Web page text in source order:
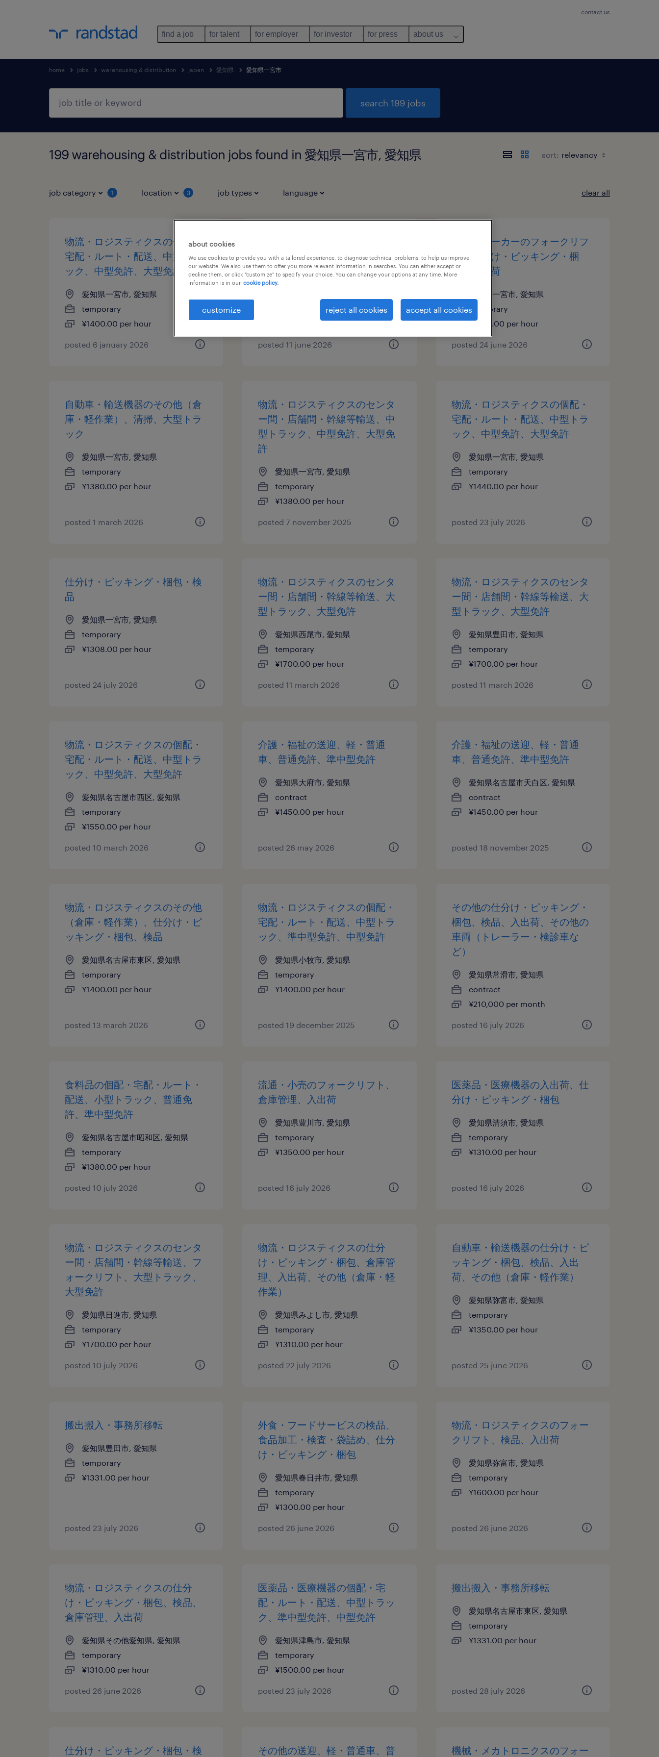
contact us
find a job for talent for employer for investor for press about us
home jobs warehousing & distribution japan 愛知県 愛知県一宮市
search 199 jobs
199 warehousing & distribution jobs found in 愛知県一宮市, 愛知県 sort:
job category 1 location 3 job types language clear all
物流・ロジスティクスの個配・
宅配・ルート・配送、中型トラ
ック、中型免許、大型免許
愛知県一宮市, 愛知県
temporary
¥1400.00 per hour
posted 6 january 2026
配・ルート・配送、小型トラッ
ク、準中型免許、中型免許
¥1680.00 per hour
posted 11 june 2026
その他メーカーのフォークリフ
ト、仕分け・ピッキング・梱
包、入出荷
愛知県一宮市, 愛知県
temporary
¥1400.00 per hour
posted 24 june 2026
自動車・輸送機器のその他（倉
庫・軽作業）、清掃、大型トラ
ック
愛知県一宮市, 愛知県
temporary
¥1380.00 per hour
posted 1 march 2026
物流・ロジスティクスのセンタ
ー間・店舗間・幹線等輸送、中
型トラック、中型免許、大型免
許
愛知県一宮市, 愛知県
temporary
¥1380.00 per hour
posted 7 november 2025
物流・ロジスティクスの個配・
宅配・ルート・配送、中型トラ
ック、中型免許、大型免許
愛知県一宮市, 愛知県
temporary
¥1440.00 per hour
posted 23 july 2026
仕分け・ピッキング・梱包・検
品
愛知県一宮市, 愛知県
temporary
¥1308.00 per hour
posted 24 july 2026
物流・ロジスティクスのセンタ
ー間・店舗間・幹線等輸送、大
型トラック、大型免許
愛知県西尾市, 愛知県
temporary
¥1700.00 per hour
posted 11 march 2026
物流・ロジスティクスのセンタ
ー間・店舗間・幹線等輸送、大
型トラック、大型免許
愛知県豊田市, 愛知県
temporary
¥1700.00 per hour
posted 11 march 2026
物流・ロジスティクスの個配・
宅配・ルート・配送、中型トラ
ック、中型免許、大型免許
愛知県名古屋市西区, 愛知県
temporary
¥1550.00 per hour
posted 10 march 2026
介護・福祉の送迎、軽・普通
車、普通免許、準中型免許
愛知県大府市, 愛知県
contract
¥1450.00 per hour
posted 26 may 2026
介護・福祉の送迎、軽・普通
車、普通免許、準中型免許
愛知県名古屋市天白区, 愛知県
contract
¥1450.00 per hour
posted 18 november 2025
物流・ロジスティクスのその他
（倉庫・軽作業）、仕分け・ピ
ッキング・梱包、検品
愛知県名古屋市東区, 愛知県
temporary
¥1400.00 per hour
posted 13 march 2026
物流・ロジスティクスの個配・
宅配・ルート・配送、中型トラ
ック、準中型免許、中型免許
愛知県小牧市, 愛知県
temporary
¥1400.00 per hour
posted 19 december 2025
その他の仕分け・ピッキング・
梱包、検品、入出荷、その他の
車両（トレーラー・検診車な
ど）
愛知県常滑市, 愛知県
contract
¥210,000 per month
posted 16 july 2026
食料品の個配・宅配・ルート・
配送、小型トラック、普通免
許、準中型免許
愛知県名古屋市昭和区, 愛知県
temporary
¥1380.00 per hour
posted 10 july 2026
流通・小売のフォークリフト、
倉庫管理、入出荷
愛知県豊川市, 愛知県
temporary
¥1350.00 per hour
posted 16 july 2026
医薬品・医療機器の入出荷、仕
分け・ピッキング・梱包
愛知県清須市, 愛知県
temporary
¥1310.00 per hour
posted 16 july 2026
物流・ロジスティクスのセンタ
ー間・店舗間・幹線等輸送、フ
ォークリフト、大型トラック、
大型免許
愛知県日進市, 愛知県
temporary
¥1700.00 per hour
posted 10 july 2026
物流・ロジスティクスの仕分
け・ピッキング・梱包、倉庫管
理、入出荷、その他（倉庫・軽
作業）
愛知県みよし市, 愛知県
temporary
¥1310.00 per hour
posted 22 july 2026
自動車・輸送機器の仕分け・ピ
ッキング・梱包、検品、入出
荷、その他（倉庫・軽作業）
愛知県弥富市, 愛知県
temporary
¥1350.00 per hour
posted 25 june 2026
搬出搬入・事務所移転
愛知県豊田市, 愛知県
temporary
¥1331.00 per hour
posted 23 july 2026
外食・フードサービスの検品、
食品加工・検査・袋詰め、仕分
け・ピッキング・梱包
愛知県春日井市, 愛知県
temporary
¥1300.00 per hour
posted 26 june 2026
物流・ロジスティクスのフォー
クリフト、検品、入出荷
愛知県弥富市, 愛知県
temporary
¥1600.00 per hour
posted 26 june 2026
物流・ロジスティクスの仕分
け・ピッキング・梱包、検品、
倉庫管理、入出荷
愛知県その他愛知県, 愛知県
temporary
¥1310.00 per hour
posted 26 june 2026
医薬品・医療機器の個配・宅
配・ルート・配送、中型トラッ
ク、準中型免許、中型免許
愛知県津島市, 愛知県
temporary
¥1500.00 per hour
posted 23 july 2026
搬出搬入・事務所移転
愛知県名古屋市東区, 愛知県
temporary
¥1331.00 per hour
posted 28 july 2026
仕分け・ピッキング・梱包・検 その他の送迎、軽・普通車、普 機械・メカトロニクスのフォー
about cookies
We use cookies to provide you with a tailored experience, to diagnose technical problems, to help us improve
our website. We also use them to offer you more relevant information in searches. You can either accept or
decline them, or click "customize" to specify your choice. You can change your options at any time. More
information is in our cookie policy.
customize reject all cookies accept all cookies